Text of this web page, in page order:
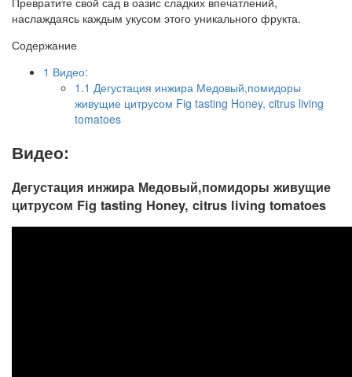
Содержание
1 Видео:
1.1 Дегустация инжира Медовый,помидоры
живущие цитрусом Fig tasting Honey, citrus living
tomatoes
Видео:
Дегустация инжира Медовый,помидоры живущие
цитрусом Fig tasting Honey, citrus living tomatoes